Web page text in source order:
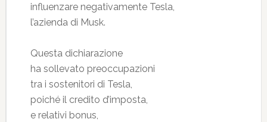
influenzare negativamente Tesla,
l’azienda di Musk.
Questa dichiarazione
ha sollevato preoccupazioni
tra i sostenitori di Tesla,
poiché il credito d’imposta,
e relativi bonus,